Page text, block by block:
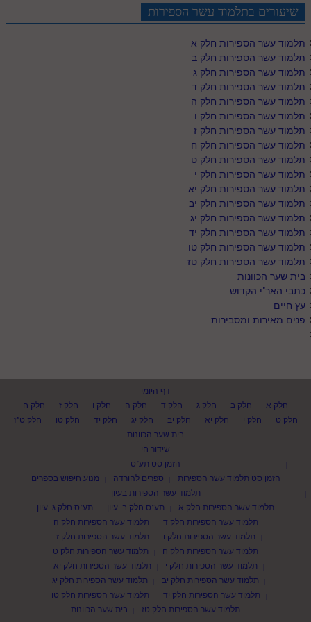
לאתר ספר הרב
שיעורים בתלמוד עשר הספירות
תלמוד עשר הספירות חלק א
תלמוד עשר הספירות חלק ב
תלמוד עשר הספירות חלק ג
תלמוד עשר הספירות חלק ד
תלמוד עשר הספירות חלק ה
תלמוד עשר הספירות חלק ו
תלמוד עשר הספירות חלק ז
תלמוד עשר הספירות חלק ח
תלמוד עשר הספירות חלק ט
תלמוד עשר הספירות חלק י
תלמוד עשר הספירות חלק יא
תלמוד עשר הספירות חלק יב
תלמוד עשר הספירות חלק יג
תלמוד עשר הספירות חלק יד
תלמוד עשר הספירות חלק טו
תלמוד עשר הספירות חלק טז
בית שער הכוונות
כתבי האר"י הקדוש
עץ חיים
פנים מאירות ומסבירות
דף היומי
חלק א
חלק ב חלק ג חלק ד חלק ה חלק ו חלק ז
חלק ח
חלק ט
חלק י חלק יא חלק יב חלק יג חלק יד חלק טו
חלק ט"ז
בית שער הכוונות
שידור חי
הזמן סט תע"ס
הזמן סט תלמוד עשר הספירות
ספרים להורדה
מנוע חיפוש בספרים
תלמוד עשר הספירות בעיון
תלמוד עשר הספירות חלק א
תע"ס חלק ב' עיון
תע"ס חלק ג' עיון
תלמוד עשר הספירות חלק ד
תלמוד עשר הספירות חלק ה
תלמוד עשר הספירות חלק ו
תלמוד עשר הספירות חלק ז
תלמוד עשר הספירות חלק ח
תלמוד עשר הספירות חלק ט
תלמוד עשר הספירות חלק י
תלמוד עשר הספירות חלק יא
תלמוד עשר הספירות חלק יב
תלמוד עשר הספירות חלק יג
תלמוד עשר הספירות חלק יד
תלמוד עשר הספירות חלק טו
תלמוד עשר הספירות חלק טז
בית שער הכוונות